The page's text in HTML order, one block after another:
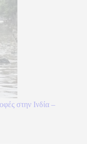
στην Ινδία –